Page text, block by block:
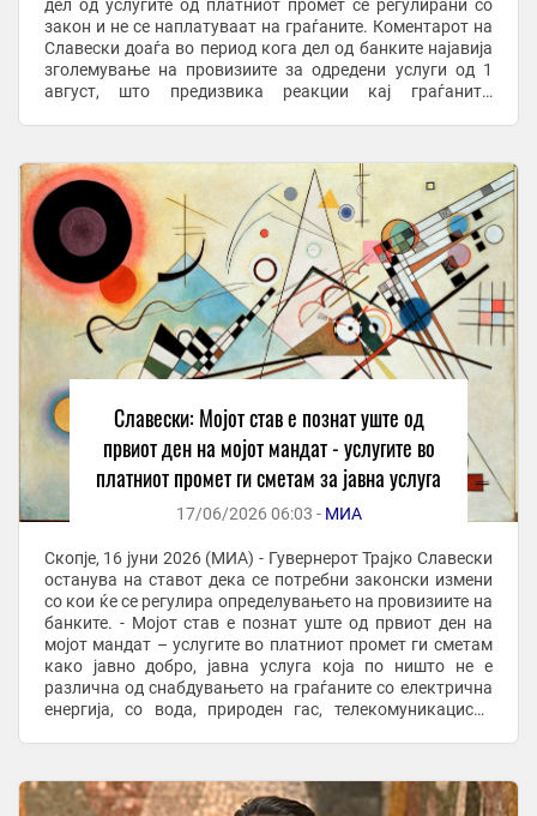
дел од услугите од платниот промет се регулирани со
закон и не се наплатуваат на граѓаните. Коментарот на
Славески доаѓа во период кога дел од банките најавија
зголемување на провизиите за одредени услуги од 1
август, што предизвика реакции кај граѓаните,
Славески: Мојот став е познат уште од
првиот ден на мојот мандат - услугите во
платниот промет ги сметам за јавна услуга
17/06/2026 06:03 - МИА
Скопје, 16 јуни 2026 (МИА) - Гувернерот Трајко Славески
останува на ставот дека се потребни законски измени
со кои ќе се регулира определувањето на провизиите на
банките. - Мојот став е познат уште од првиот ден на
мојот мандат – услугите во платниот промет ги сметам
како јавно добро, јавна услуга која по ништо не е
различна од снабдувањето на граѓаните со електрична
енергија, со вода, природен гас, телекомуникациски